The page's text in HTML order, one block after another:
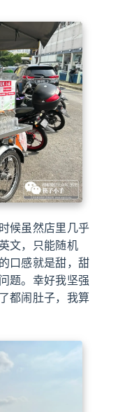
候虽然店里几乎
文，只能随机
口感就是甜，甜
题。幸好我坚强
都闹肚子，我算